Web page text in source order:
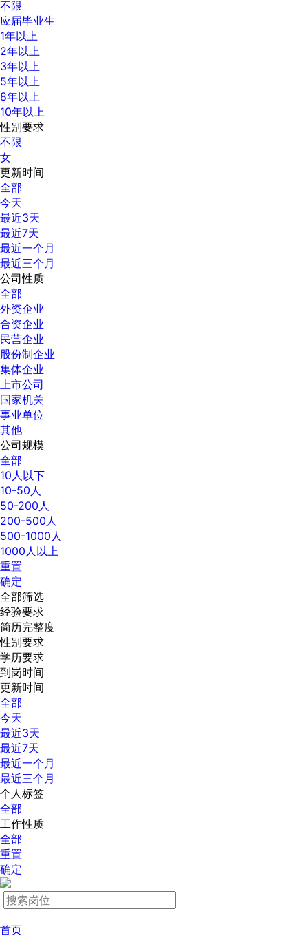
不限
应届毕业生
1年以上
2年以上
3年以上
5年以上
8年以上
10年以上
性别要求
不限
女
更新时间
全部
今天
最近3天
最近7天
最近一个月
最近三个月
公司性质
全部
外资企业
合资企业
民营企业
股份制企业
集体企业
上市公司
国家机关
事业单位
其他
公司规模
全部
10人以下
10-50人
50-200人
200-500人
500-1000人
1000人以上
重置
确定
全部筛选
经验要求
简历完整度
性别要求
学历要求
到岗时间
更新时间
全部
今天
最近3天
最近7天
最近一个月
最近三个月
个人标签
全部
工作性质
全部
重置
确定
首页